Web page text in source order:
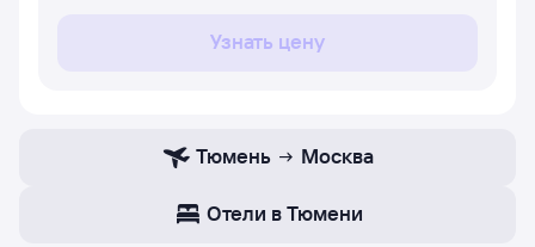
Узнать цену
Тюмень Москва
Отели в Тюмени